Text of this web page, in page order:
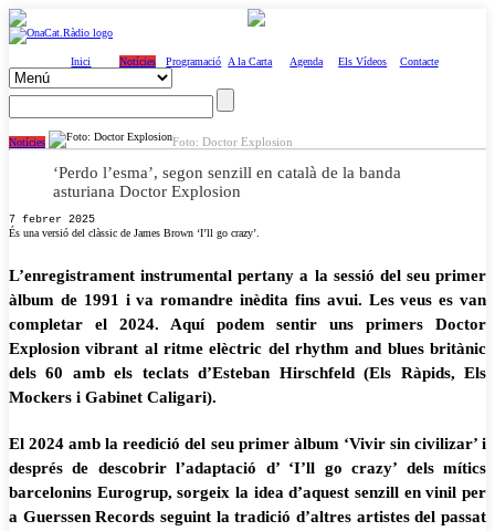
Inici Notícies Programació A la Carta Agenda Els Vídeos Contacte
Notícies Foto: Doctor Explosion
‘Perdo l’esma’, segon senzill en català de la banda
asturiana Doctor Explosion
7 febrer 2025
És una versió del clàssic de James Brown ‘I’ll go crazy’.
L’enregistrament instrumental pertany a la sessió del seu primer
àlbum de 1991 i va romandre inèdita fins avui. Les veus es van
completar el 2024. Aquí podem sentir uns primers Doctor
Explosion vibrant al ritme elèctric del rhythm and blues britànic
dels 60 amb els teclats d’Esteban Hirschfeld (Els Ràpids, Els
Mockers i Gabinet Caligari).
El 2024 amb la reedició del seu primer àlbum ‘Vivir sin civilizar’ i
després de descobrir l’adaptació d’ ‘I’ll go crazy’ dels mítics
barcelonins Eurogrup, sorgeix la idea d’aquest senzill en vinil per
a Guerssen Records seguint la tradició d’altres artistes del passat